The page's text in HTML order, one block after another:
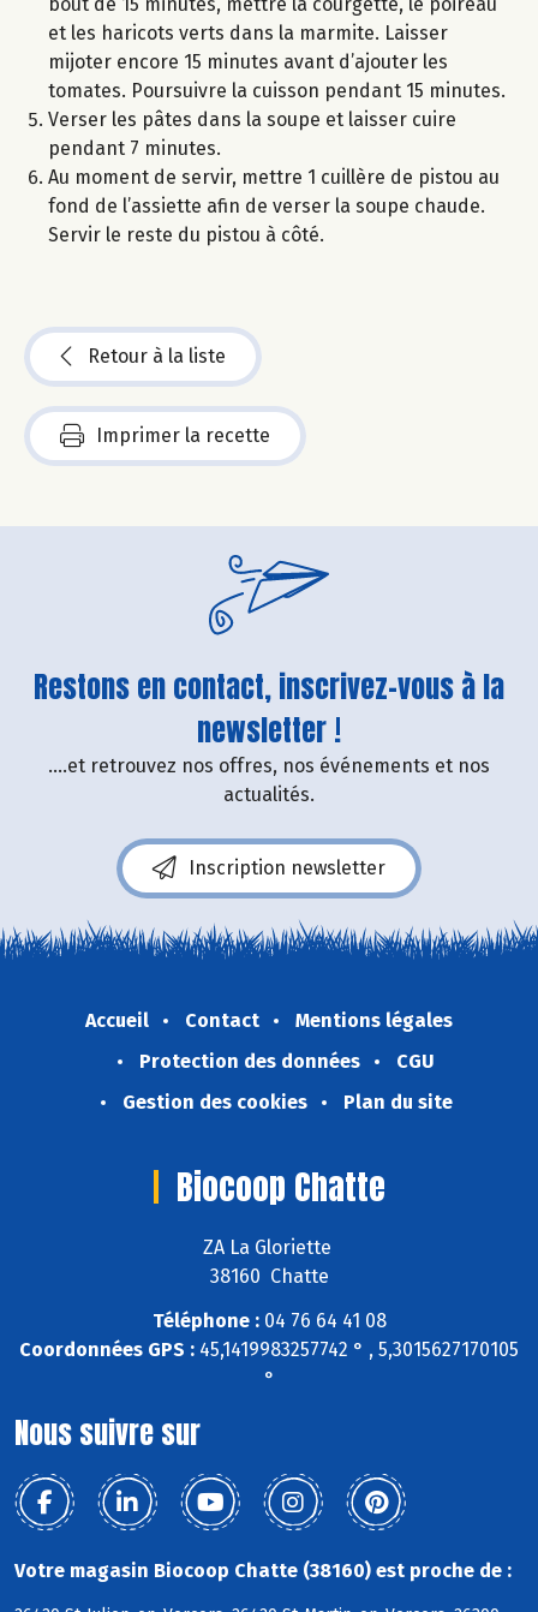
bout de 15 minutes, mettre la courgette, le poireau
et les haricots verts dans la marmite. Laisser
mijoter encore 15 minutes avant d’ajouter les
tomates. Poursuivre la cuisson pendant 15 minutes.
Verser les pâtes dans la soupe et laisser cuire
pendant 7 minutes.
Au moment de servir, mettre 1 cuillère de pistou au
fond de l’assiette afin de verser la soupe chaude.
Servir le reste du pistou à côté.
Retour à la liste
Imprimer la recette
Restons en contact, inscrivez-vous à la
newsletter !
....et retrouvez nos offres, nos événements et nos
actualités.
Inscription newsletter
Accueil Contact
Mentions légales
Protection des données
CGU
Gestion des cookies
Plan du site
Biocoop Chatte
ZA La Gloriette
38160 Chatte
Téléphone :04 76 64 41 08
Coordonnées GPS : 45,1419983257742 ° , 5,3015627170105
°
Nous suivre sur
Votre magasin Biocoop Chatte (38160) est proche de :